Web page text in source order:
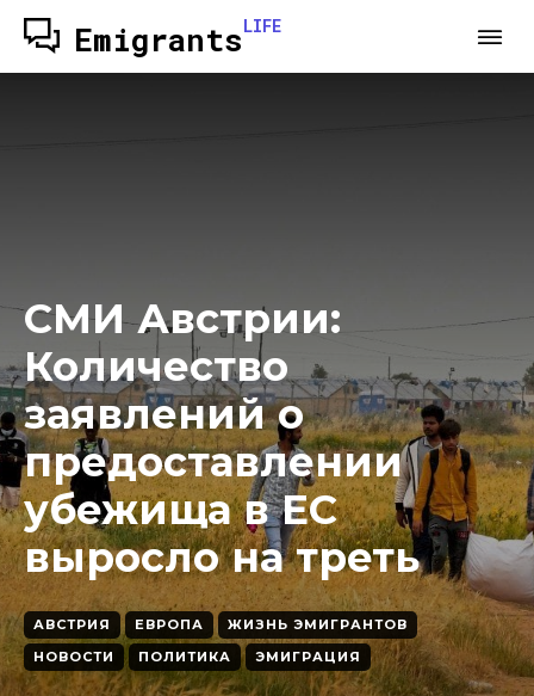
EmigrantsLIFE
СМИ Австрии:
Количество
заявлений о
предоставлении
убежища в ЕС
выросло на треть
АВСТРИЯ ЕВРОПА
ЖИЗНЬ ЭМИГРАНТОВ
НОВОСТИ
ПОЛИТИКА ЭМИГРАЦИЯ